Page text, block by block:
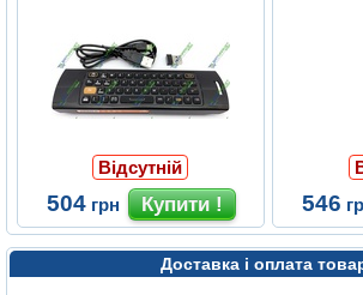
Відсутній
504 грн 546
Доставка і оплата